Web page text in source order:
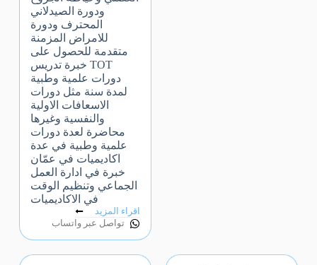
ودورة الصيدلاني
المحترف ودورة
للامراض المزمنة
متقدمة للحصول على
TOT خبرة تدريس
دورات علمية وطبية
لمدة سنة مثل دورات
الاسعافات الاولية
والنفسية وغيرها
محاضرة لعدة دورات
علمية وطبية في عدة
اكاديميات في عمّان
خبرة في ادارة العمل
الجماعي وتنظيم الوقت
في الاكاديميات
اقراء المزيد
تواصل عبر واتساب